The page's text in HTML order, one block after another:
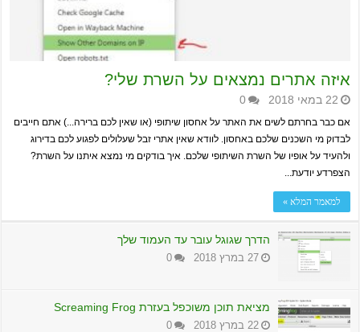
איזה אתרים נמצאים על השרת שלי?
22 במאי 2018 0
אם כבר בחרתם לשים את האתר על אחסון שיתופי (או שאין לכם ברירה...) אתם חייבים
לבדוק מי השכנים שלכם באחסון. לוודא שאין אתרי זבל שעלולים לפגוע לכם בדירוג
ולהעיד על אופיו של השרת השיתופי שלכם. איך בודקים מי נמצא איתנו על השרת?
הצפרדע יודעת...
למאמר המלא »
הדרך שגוגל עובר עד העמוד שלך
27 במרץ 2018 0
מציאת תוכן משוכפל בעזרת Screaming Frog
22 במרץ 2018 0